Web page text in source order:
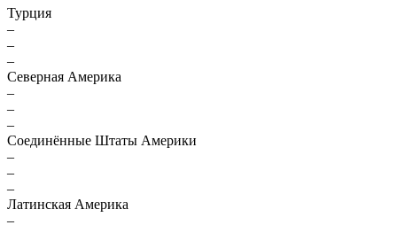
Турция
–
–
–
Северная Америка
–
–
–
Соединённые Штаты Америки
–
–
–
Латинская Америка
–